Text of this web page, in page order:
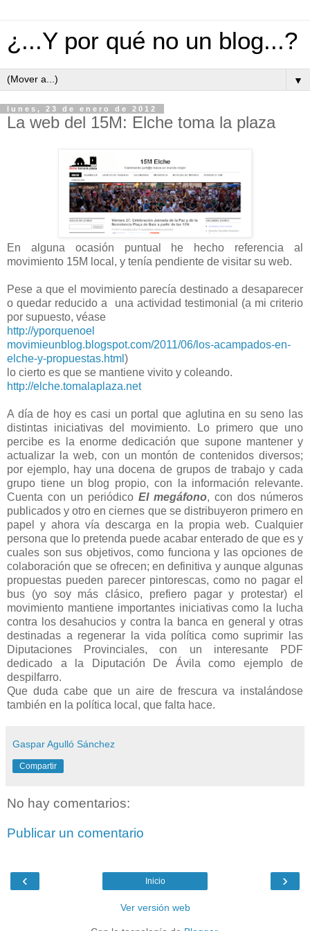
¿...Y por qué no un blog...?
▼
lunes, 23 de enero de 2012
La web del 15M: Elche toma la plaza
En alguna ocasión puntual he hecho referencia al
movimiento 15M local, y tenía pendiente de visitar su web.
Pese a que el movimiento parecía destinado a desaparecer
o quedar reducido a una actividad testimonial (a mi criterio
por supuesto, véase
http://yporquenoel
movimieunblog.blogspot.com/2011/06/los-acampados-en-
elche-y-propuestas.html )
lo cierto es que se mantiene vivito y coleando.
http://elche.tomalaplaza.net
A día de hoy es casi un portal que aglutina en su seno las
distintas iniciativas del movimiento. Lo primero que uno
percibe es la enorme dedicación que supone mantener y
actualizar la web, con un montón de contenidos diversos;
por ejemplo, hay una docena de grupos de trabajo y cada
grupo tiene un blog propio, con la información relevante.
Cuenta con un periódico El megáfono, con dos números
publicados y otro en ciernes que se distribuyeron primero en
papel y ahora vía descarga en la propia web. Cualquier
persona que lo pretenda puede acabar enterado de que es y
cuales son sus objetivos, como funciona y las opciones de
colaboración que se ofrecen; en definitiva y aunque algunas
propuestas pueden parecer pintorescas, como no pagar el
bus (yo soy más clásico, prefiero pagar y protestar) el
movimiento mantiene importantes iniciativas como la lucha
contra los desahucios y contra la banca en general y otras
destinadas a regenerar la vida política como suprimir las
Diputaciones Provinciales, con un interesante PDF
dedicado a la Diputación De Ávila como ejemplo de
despilfarro.
Que duda cabe que un aire de frescura va instalándose
también en la política local, que falta hace.
Gaspar Agulló Sánchez
Compartir
No hay comentarios:
Publicar un comentario
‹ ›
Inicio
Ver versión web